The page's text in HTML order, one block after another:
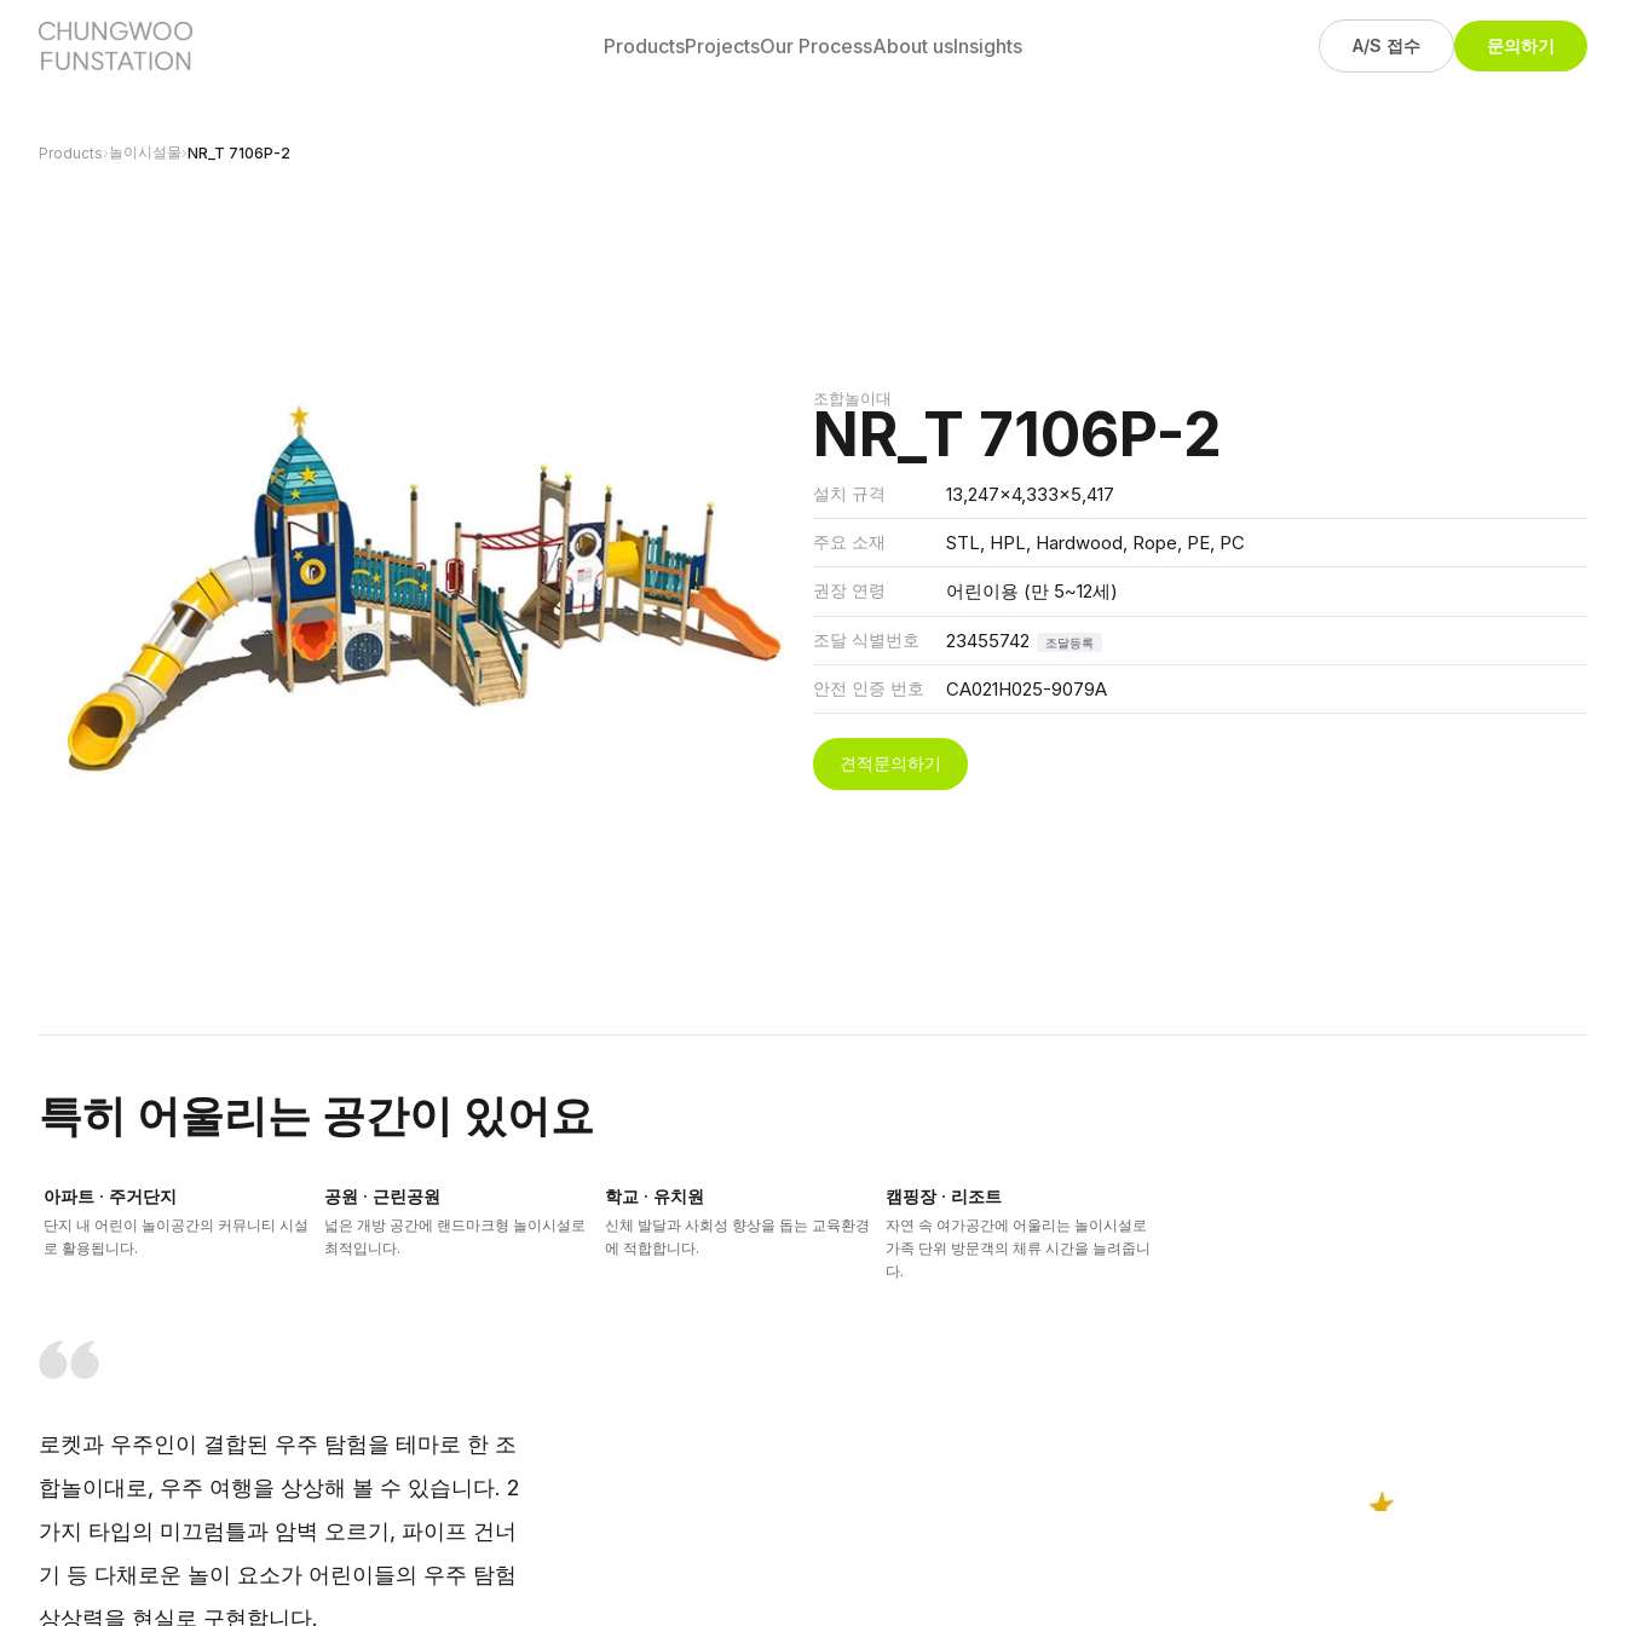
ProductsProjectsOur ProcessAbout usInsights A/S 접수 문의하기
Products›놀이시설물›NR_T 7106P-2
조합놀이대
NR_T 7106P-2
설치 규격 13,247x4,333x5,417
주요 소재 STL, HPL, Hardwood, Rope, PE, PC
권장 연령 어린이용 (만 5~12세)
조달 식별번호 23455742 조달등록
안전 인증 번호 CA021H025-9079A
견적문의하기
특히 어울리는 공간이 있어요
아파트 · 주거단지
단지 내 어린이 놀이공간의 커뮤니티 시설
로 활용됩니다.
공원 · 근린공원
넓은 개방 공간에 랜드마크형 놀이시설로
최적입니다.
학교 · 유치원
신체 발달과 사회성 향상을 돕는 교육환경
에 적합합니다.
캠핑장 · 리조트
자연 속 여가공간에 어울리는 놀이시설로
가족 단위 방문객의 체류 시간을 늘려줍니
다.
로켓과 우주인이 결합된 우주 탐험을 테마로 한 조
합놀이대로, 우주 여행을 상상해 볼 수 있습니다. 2
가지 타입의 미끄럼틀과 암벽 오르기, 파이프 건너
기 등 다채로운 놀이 요소가 어린이들의 우주 탐험
상상력을 현실로 구현합니다.